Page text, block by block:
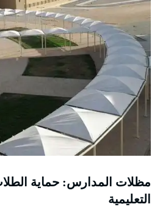
مظلات المدارس: حماية الطلاب
التعليمية